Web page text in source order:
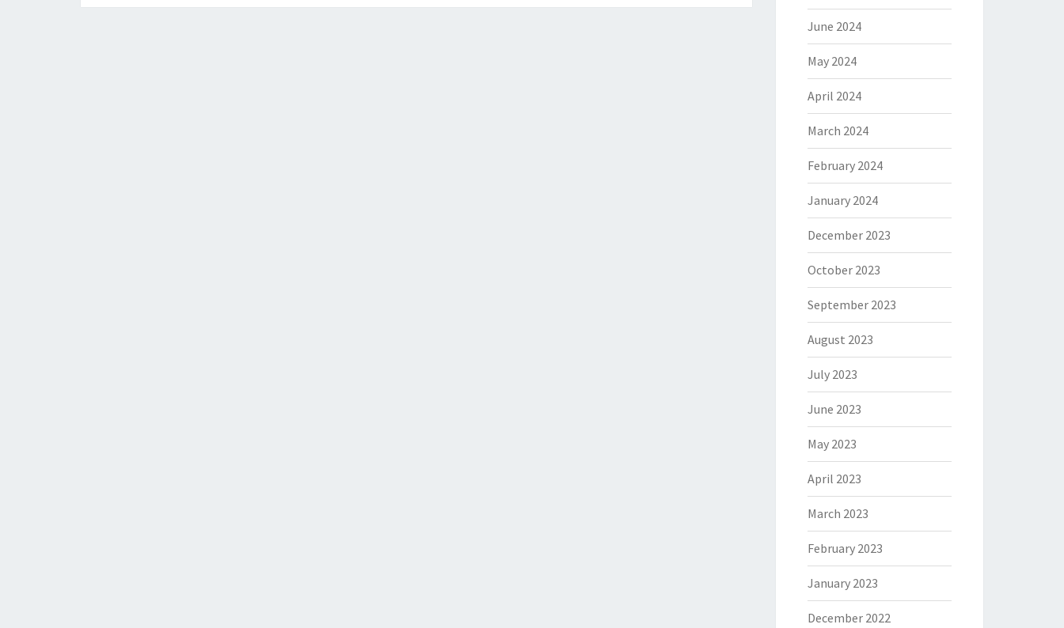
June 2024
May 2024
April 2024
March 2024
February 2024
January 2024
December 2023
October 2023
September 2023
August 2023
July 2023
June 2023
May 2023
April 2023
March 2023
February 2023
January 2023
December 2022